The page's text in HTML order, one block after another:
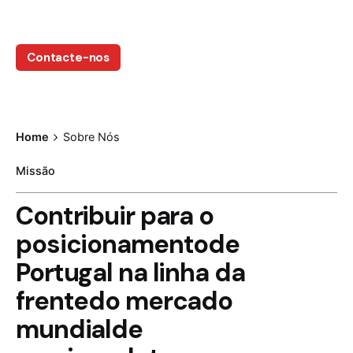
Contacte-nos
Home Sobre Nós
Missão
Contribuir para o
posicionamentode
Portugal na linha da
frentedo mercado
mundialde